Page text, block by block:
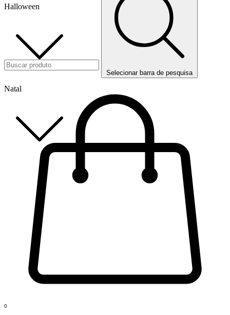
Halloween
Natal
Selecionar barra de pesquisa
0